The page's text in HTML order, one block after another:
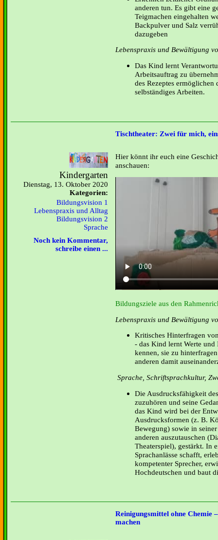
anderen tun. Es gibt eine
Teigmachen eingehalten
Backpulver und Salz
dazugeben
Lebenspraxis und Bewältigung
Das Kind lernt
Arbeitsauftrag zu
des Rezeptes
selbständiges Arbeiten.
Tischtheater: Zwei für mich,
Kindergarten
Dienstag, 13. Oktober 2020
Kategorien:
Bildungsvision 1
Lebenspraxis und Alltag
Bildungsvision 2
Sprache
Noch kein Kommentar,
schreibe einen ...
Hier könnt ihr euch eine
anschauen:
Bildungsziele aus den
Lebenspraxis und Bewältigung
Kritisches Hinterfragen
- das Kind lernt Werte und
kennen, sie zu
anderen damit
Sprache, Schriftsprachkultur,
Die Ausdrucksfähigkeit
zuzuhören und seine
das Kind wird bei der
Ausdrucksformen (z. B.
Bewegung) sowie in
anderen auszutauschen
Theaterspiel), gestärkt. In
Sprachanlässe schafft,
kompetenter Sprecher,
Hochdeutschen und baut
Reinigungsmittel ohne Chemie
machen